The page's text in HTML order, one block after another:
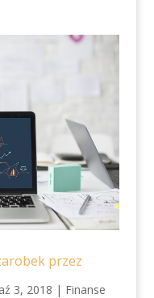
przez
3, 2018 | Finanse